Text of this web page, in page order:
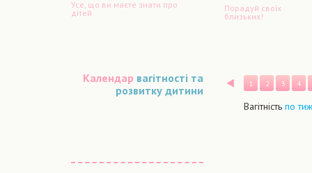
Усе, що ви маєте знати про
дітей
Порадуй своїх
близьких!
Календар вагітності та
розвитку дитини
Назад
1 2 3 4
Вагітність по